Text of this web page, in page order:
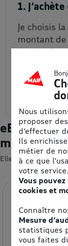
1.
Je choisis
montant de
d’achat à
je
espace
eBons
moment
Elles devraient
Nous
proposer
d'effectuer
Ils
métier de
à ce que
votre service.
Vous
cookies et
Connaître
Mesure
statistiques
vous faites